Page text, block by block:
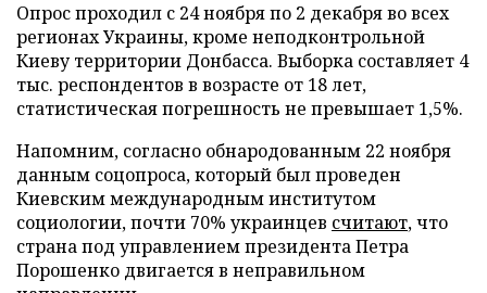
Опрос проходил с 24 ноября по 2 декабря во всех
регионах Украины, кроме неподконтрольной
Киеву территории Донбасса. Выборка составляет 4
тыс. респондентов в возрасте от 18 лет,
статистическая погрешность не превышает 1,5%.
Напомним, согласно обнародованным 22 ноября
данным соцопроса, который был проведен
Киевским международным институтом
социологии, почти 70% украинцев считают, что
страна под управлением президента Петра
Порошенко двигается в неправильном